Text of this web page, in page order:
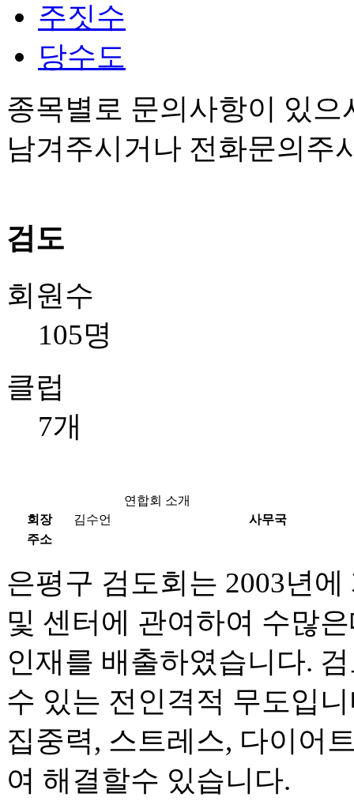
주짓수
당수도
종목별로 문의사항이 있
남겨주시거나 전화문의주
검도
회원수
105명
클럽
7개
연합회 소개
회장
김수언
사무국
주소
은평구 검도회는 2003년
및 센터에 관여하여 수많
인재를 배출하였습니다.
수 있는 전인격적 무도입
집중력, 스트레스, 다이어
여 해결할수 있습니다.